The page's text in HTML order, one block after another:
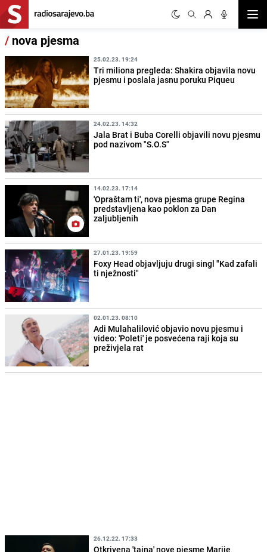
/ nova pjesma
25.02.23. 19:24
Tri miliona pregleda: Shakira objavila novu
pjesmu i poslala jasnu poruku Piqueu
24.02.23. 14:32
Jala Brat i Buba Corelli objavili novu pjesmu
pod nazivom "S.O.S"
14.02.23. 17:14
'Opraštam ti', nova pjesma grupe Regina
predstavljena kao poklon za Dan
zaljubljenih
27.01.23. 19:59
Foxy Head objavljuju drugi singl "Kad zafali
ti nježnosti"
02.01.23. 08:10
Adi Mulahalilović objavio novu pjesmu i
video: 'Poleti' je posvećena raji koja su
preživjela rat
26.12.22. 17:33
Otkrivena 'tajna' nove pjesme Marije